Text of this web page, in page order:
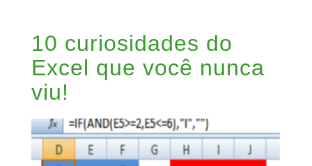
10 curiosidades do
Excel que você nunca
viu!